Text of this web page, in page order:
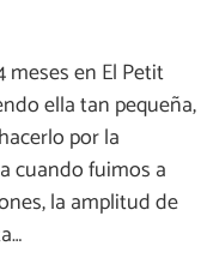
meses en El Petit
ella tan pequeña,
por la
cuando fuimos a
la amplitud de